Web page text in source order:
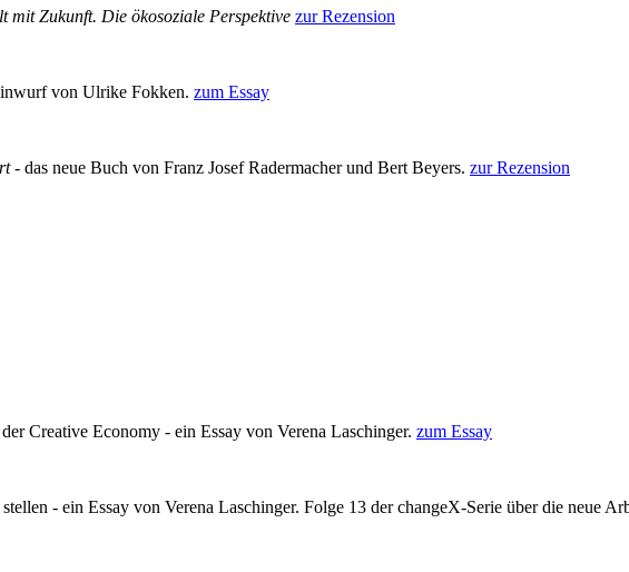
mit Zukunft. Die ökosoziale Perspektive zur Rezension
von Ulrike Fokken. zum Essay
- das neue Buch von Franz Josef Radermacher und Bert Beyers. zur Rezension
Creative Economy - ein Essay von Verena Laschinger. zum Essay
- ein Essay von Verena Laschinger. Folge 13 der changeX-Serie über die neue